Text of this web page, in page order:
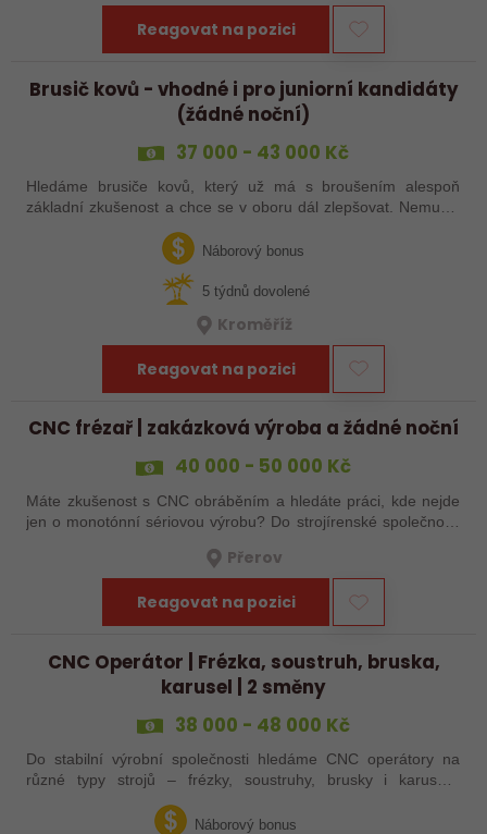
Reagovat na pozici
Brusič kovů - vhodné i pro juniorní kandidáty
(žádné noční)
37 000 - 43 000 Kč
Hledáme brusiče kovů, který už má s broušením alespoň
základní zkušenost a chce se v oboru dál zlepšovat. Nemusíš
abys už někdy pracoval…Náborový bonus
5 týdnů dovolené
Kroměříž
Reagovat na pozici
CNC frézař | zakázková výroba a žádné noční
40 000 - 50 000 Kč
Máte zkušenost s CNC obráběním a hledáte práci, kde nejde
jen o monotónní sériovou výrobu? Do strojírenské společnosti
Přerov
Reagovat na pozici
CNC Operátor | Frézka, soustruh, bruska,
karusel | 2 směny
38 000 - 48 000 Kč
Do stabilní výrobní společnosti hledáme CNC operátory na
různé typy strojů – frézky, soustruhy, brusky i karusely.
Uplatnění u nás najdou zkušení obráběči i absolventi
technických oborů, kteří se…Náborový bonus